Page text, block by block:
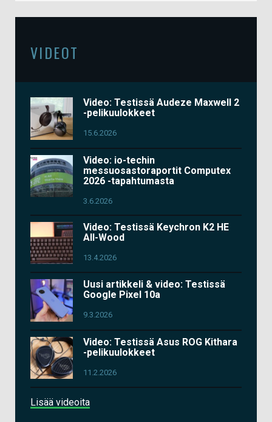
VIDEOT
Video: Testissä Audeze Maxwell 2
-pelikuulokkeet
15.6.2026
Video: io-techin
messuosastoraportit Computex
2026 -tapahtumasta
3.6.2026
Video: Testissä Keychron K2 HE
All-Wood
13.4.2026
Uusi artikkeli & video: Testissä
Google Pixel 10a
9.3.2026
Video: Testissä Asus ROG Kithara
-pelikuulokkeet
11.2.2026
Lisää videoita